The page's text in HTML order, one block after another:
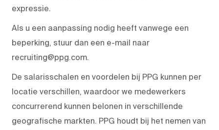
expressie.
Als u een aanpassing nodig heeft vanwege een
beperking, stuur dan een e-mail naar
recruiting@ppg.com.
De salarisschalen en voordelen bij PPG kunnen per
locatie verschillen, waardoor we medewerkers
concurrerend kunnen belonen in verschillende
geografische markten. PPG houdt bij het nemen van